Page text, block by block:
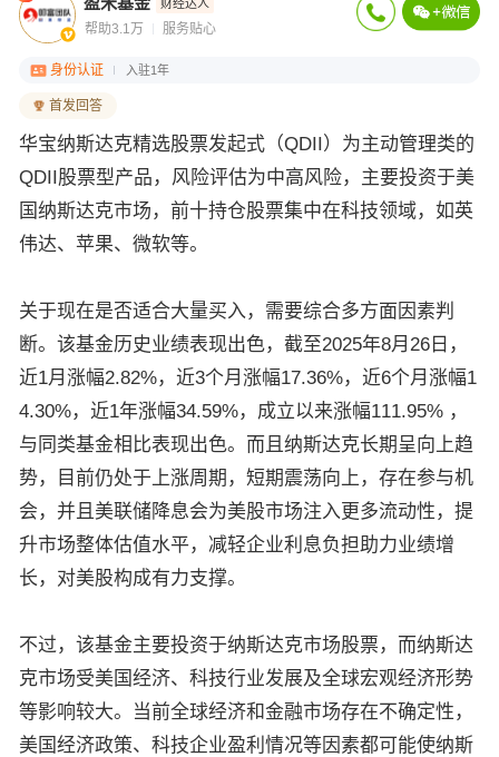
财经达人
帮助3.1万 服务贴心
身份认证 入驻1年
首发回答
华宝纳斯达克精选股票发起式（QDII）为主动管理类的
QDII股票型产品，风险评估为中高风险，主要投资于美
国纳斯达克市场，前十持仓股票集中在科技领域，如英
伟达、苹果、微软等。
关于现在是否适合大量买入，需要综合多方面因素判
断。该基金历史业绩表现出色，截至2025年8月26日，
近1月涨幅2.82%，近3个月涨幅17.36%，近6个月涨幅1
4.30%，近1年涨幅34.59%，成立以来涨幅111.95% ，
与同类基金相比表现出色。而且纳斯达克长期呈向上趋
势，目前仍处于上涨周期，短期震荡向上，存在参与机
会，并且美联储降息会为美股市场注入更多流动性，提
升市场整体估值水平，减轻企业利息负担助力业绩增
长，对美股构成有力支撑。
不过，该基金主要投资于纳斯达克市场股票，而纳斯达
克市场受美国经济、科技行业发展及全球宏观经济形势
等影响较大。当前全球经济和金融市场存在不确定性，
美国经济政策、科技企业盈利情况等因素都可能使纳斯